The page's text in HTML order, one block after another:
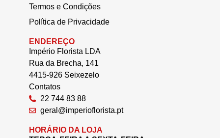
Termos e Condições
Política de Privacidade
ENDEREÇO
Império Florista LDA
Rua da Brecha, 141
4415-926 Seixezelo
Contatos
22 744 83 88
geral@imperioflorista.pt
HORÁRIO DA LOJA